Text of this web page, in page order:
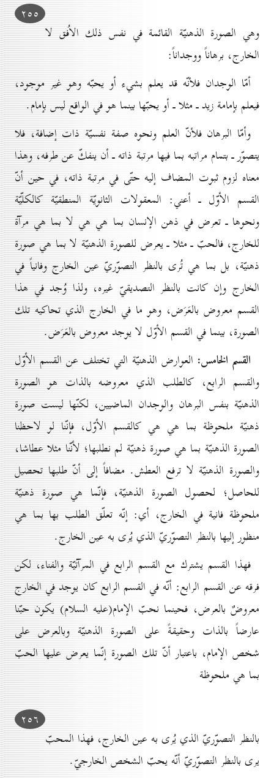
۲٥٥
وهي الصورة الذهنيّة القائمة في نفس ذلك الاُفق لا
الخارج، برهاناً ووجداناً:
أمّا الوجدان فلأنّه قد يعلم بشيء أو يحبّه وهو غير موجود،
فيعلم بإمامة زيد ـ مثلا ـ أو يحبّها بينما هو في الواقع ليس بإمام.
وأمّا البرهان فلأنّ العلم ونحوه صفة نفسيّة ذات إضافة، فلا
يتصوّر ـ بتمام مراتبه بما فيها مرتبة ذاته ـ أن ينفكّ عن طرفه، وهذا
معناه لزوم ثبوت المضاف إليه حتّى في مرتبة ذاته، في حين أنّ
القسم الأوّل ـ أعني: المعقولات الثانويّة المنطقيّة كالكلّيّة
ونحوها ـ تعرض في ذهن الإنسان بما هي هي لا بما هي مرآة
للخارج، فالحبّ ـ مثلا ـ يعرض للصورة الذهنيّة لا بما هي صورة
ذهنيّة، بل بما هي تُرى بالنظر التصوّريّ عين الخارج وفانياً في
الخارج وإن كانت بالنظر التصديقيّ غيره، ولذا وُجد في هذا
القسم معروض بالعَرَض، وهو ما في الخارج الذي تحاكيه تلك
الصورة، بينما في القسم الأوّل لا يوجد معروض بالعَرَض.
القسم الخامس: العوارض الذهنيّة التي تختلف عن القسم الأوّل
والقسم الرابع، كالطلب الذي معروضه بالذات هو الصورة
الذهنيّة بنفس البرهان والوجدان الماضيين، لكنّها ليست صورة
ذهنيّة ملحوظة بما هي هي كالقسم الأوّل، فإنّنا لو لاحظنا
الصورة الذهنيّة بما هي صورة ذهنيّة لم نطلبها؛ لأنّنا مثلا عطاشا،
والصورة الذهنيّة لا ترفع العطش. مضافاً إلى أنّ طلبها تحصيل
للحاصل؛ لحصول الصورة الذهنيّة، فإنّما هي صورة ذهنيّة
ملحوظة فانية في الخارج، أي: إنّه تعلّق الطلب بها بما هي
منظور إليها بالنظر التصوّريّ الذي يُرى به عين الخارج.
فهذا القسم يشترك مع القسم الرابع في المرآتيّة والفناء، لكن
فرقه عن القسم الرابع: أنّه في القسم الرابع كان يوجد في الخارج
معروضٌ بالعرض، فحينما نحبّ الإمام(عليه السلام) يكون حبّنا
عارضاً بالذات وحقيقةً على الصورة الذهنيّة وبالعرض على
شخص الإمام، باعتبار أنّ تلك الصورة إنّما يعرض عليها الحبّ
بما هي ملحوظة
۲٥٦
بالنظر التصوّريّ الذي يُرى به عين الخارج، فهذا المحبّ
يرى بالنظر التصوّريّ أنّه يحبّ الشخص الخارجيّ.